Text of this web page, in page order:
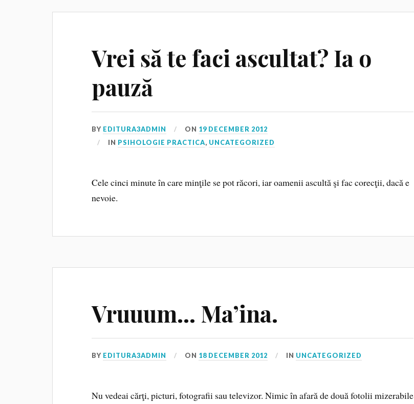
Vrei să te faci ascultat? Ia o
pauză
BY EDITURA3ADMIN ON 19 DECEMBER 2012
IN PSIHOLOGIE PRACTICA, UNCATEGORIZED
Cele cinci minute în care minţile se pot răcori, iar oamenii ascultă şi fac corecţii, dacă e
nevoie.
Vruuum… Ma’ina.
BY EDITURA3ADMIN ON 18 DECEMBER 2012 IN UNCATEGORIZED
Nu vedeai cărţi, picturi, fotografii sau televizor. Nimic în afară de două fotolii mizerabile